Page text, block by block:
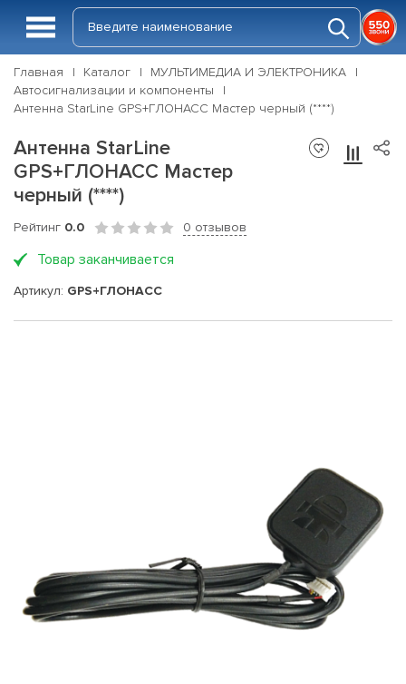
Главная Каталог
МУЛЬТИМЕДИА И ЭЛЕКТРОНИКА
Автосигнализации и компоненты
Антенна StarLine GPS+ГЛОНАСС Мастер черный (****)
Антенна StarLine
GPS+ГЛОНАСС Мастер
черный (****)
Рейтинг 0.0 0 отзывов
Товар заканчивается
Артикул: GPS+ГЛОНАСС